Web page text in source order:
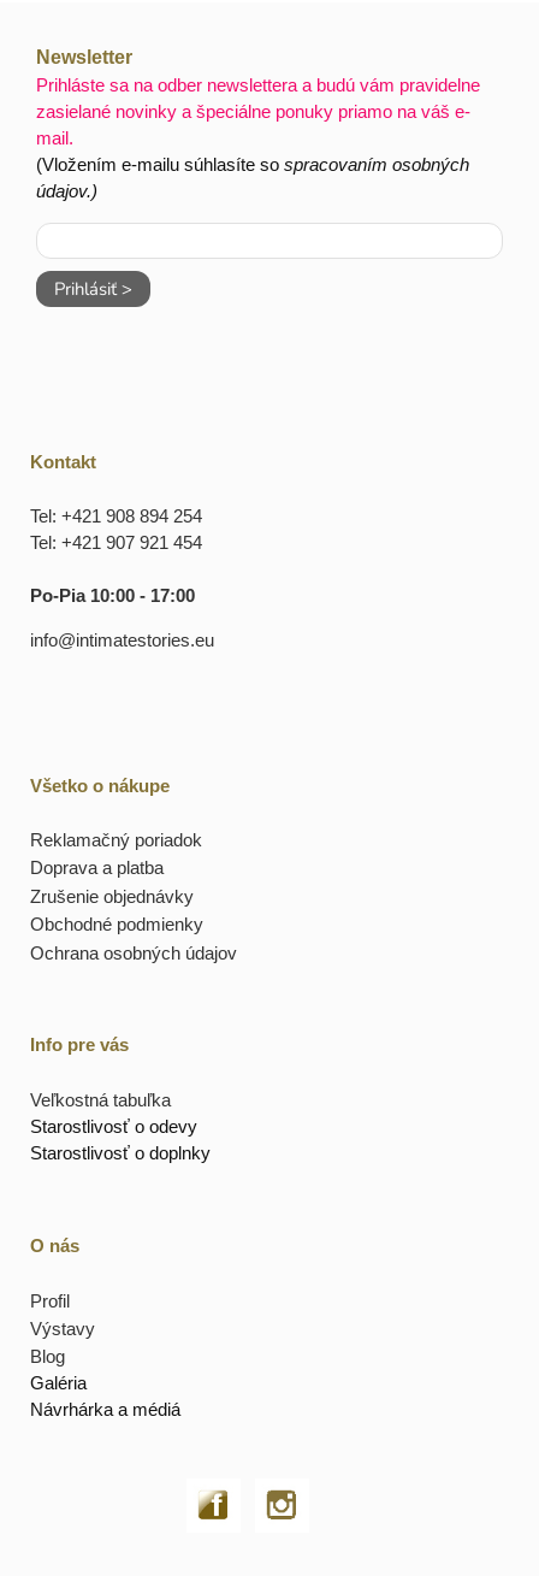
Newsletter
Prihláste sa na odber newslettera a budú vám pravidelne
zasielané novinky a špeciálne ponuky priamo na váš e-
mail.
(Vložením e-mailu súhlasíte sospracovaním osobných
údajov.)
Prihlásiť >
Kontakt
Tel: +421 908 894 254
Tel: +421 907 921 454
Po-Pia 10:00 - 17:00
info@intimatestories.eu
Všetko o nákupe
Reklamačný poriadok
Doprava a platba
Zrušenie objednávky
Obchodné podmienky
Ochrana osobných údajov
Info pre vás
Veľkostná tabuľka
Starostlivosť o odevy
Starostlivosť o doplnky
O nás
Profil
Výstavy
Blog
Galéria
Návrhárka a médiá